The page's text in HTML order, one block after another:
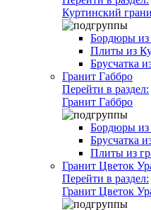
Куртинский
Бордюры из
Плиты из
Брусчатка
Гранит Габбро
Перейти в раздел:
Гранит Габбро
Бордюры из
Брусчатка
Плиты из
Гранит Цветок
Перейти в раздел:
Гранит Цветок